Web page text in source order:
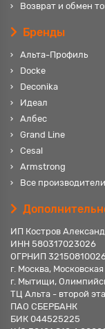
Возврат и обмен
Бренды
Альта-Профиль
Docke
Deconika
Идеал
Албес
Grand Line
Cesal
Armstrong
Все производители
ИП Костров
ИНН 580317023026
ОГРНИП
г. Москва,
г. Мытищи,
ТЦ Альта - второй
ПАО СБЕРБАНК
БИК 044525225